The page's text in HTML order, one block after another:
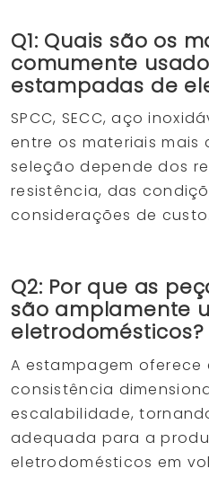
Q1: Quais são os
comumente
estampadas de
SPCC, SECC, aço
entre os materiais mais
seleção depende dos
resistência, das
considerações de custo.
Q2: Por que as
são amplamente
eletrodomésticos?
A estampagem oferece
consistência
escalabilidade,
adequada para a
eletrodomésticos em